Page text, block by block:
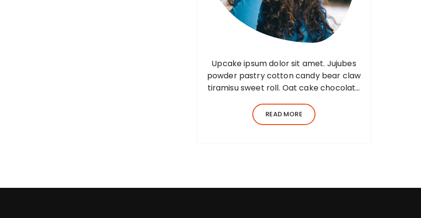
Upcake ipsum dolor sit amet. Jujubes
powder pastry cotton candy bear claw
tiramisu sweet roll. Oat cake chocolate
consectetur adipiscing elit, sed do
eiusmod tempor incididunt ut…
READ MORE